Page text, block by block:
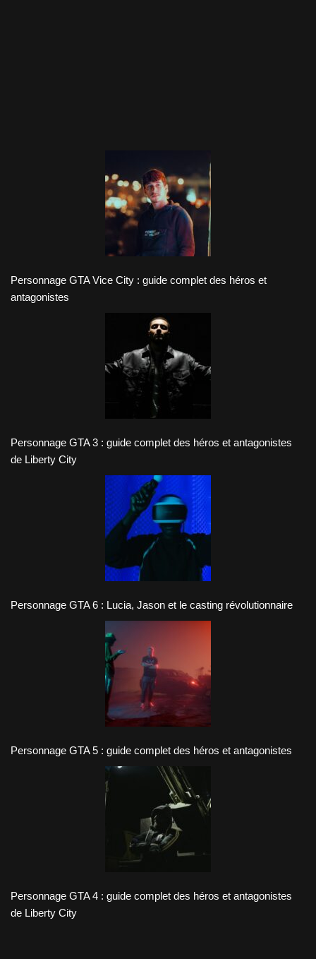
Personnage GTA Vice City : guide complet des héros et
antagonistes
Personnage GTA 3 : guide complet des héros et antagonistes
de Liberty City
Personnage GTA 6 : Lucia, Jason et le casting révolutionnaire
Personnage GTA 5 : guide complet des héros et antagonistes
Personnage GTA 4 : guide complet des héros et antagonistes
de Liberty City